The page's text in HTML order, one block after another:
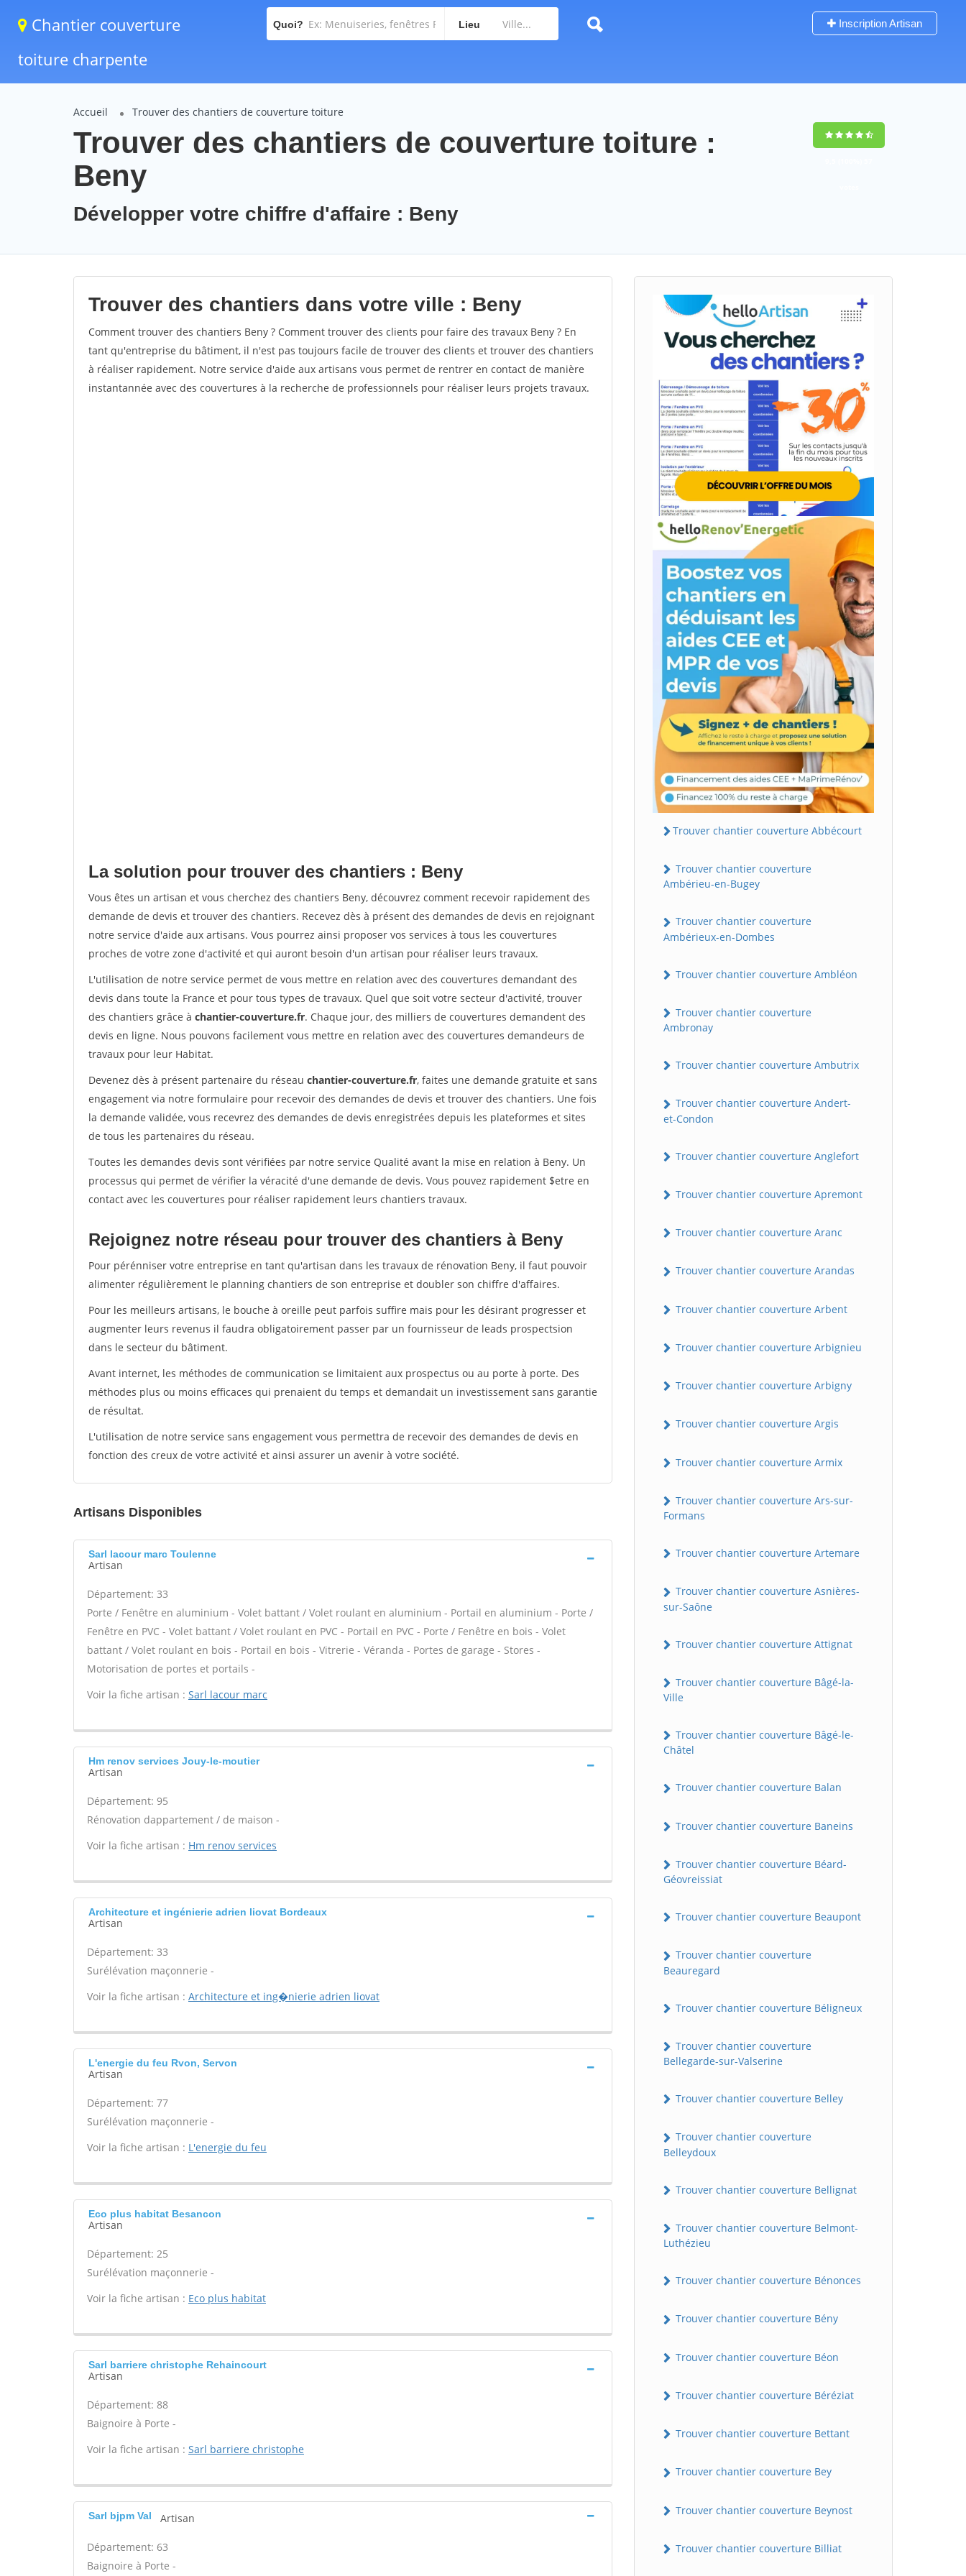
Chantier couverture
toiture charpente
Quoi? Lieu Inscription Artisan
Accueil Trouver des chantiers de couverture toiture
Trouver des chantiers de couverture toiture :
Beny
Développer votre chiffre d'affaire : Beny
Trouver des chantiers dans votre ville : Beny
Comment trouver des chantiers Beny ? Comment trouver des clients pour faire des travaux Beny ? En
tant qu'entreprise du bâtiment, il n'est pas toujours facile de trouver des clients et trouver des chantiers
à réaliser rapidement. Notre service d'aide aux artisans vous permet de rentrer en contact de manière
instantannée avec des couvertures à la recherche de professionnels pour réaliser leurs projets travaux.
La solution pour trouver des chantiers : Beny
Vous êtes un artisan et vous cherchez des chantiers Beny, découvrez comment recevoir rapidement des
demande de devis et trouver des chantiers. Recevez dès à présent des demandes de devis en rejoignant
notre service d'aide aux artisans. Vous pourrez ainsi proposer vos services à tous les couvertures
proches de votre zone d'activité et qui auront besoin d'un artisan pour réaliser leurs travaux.
L'utilisation de notre service permet de vous mettre en relation avec des couvertures demandant des
devis dans toute la France et pour tous types de travaux. Quel que soit votre secteur d'activité, trouver
des chantiers grâce à chantier-couverture.fr. Chaque jour, des milliers de couvertures demandent des
devis en ligne. Nous pouvons facilement vous mettre en relation avec des couvertures demandeurs de
travaux pour leur Habitat.
Devenez dès à présent partenaire du réseau chantier-couverture.fr, faites une demande gratuite et sans
engagement via notre formulaire pour recevoir des demandes de devis et trouver des chantiers. Une fois
la demande validée, vous recevrez des demandes de devis enregistrées depuis les plateformes et sites
de tous les partenaires du réseau.
Toutes les demandes devis sont vérifiées par notre service Qualité avant la mise en relation à Beny. Un
processus qui permet de vérifier la véracité d'une demande de devis. Vous pouvez rapidement $etre en
contact avec les couvertures pour réaliser rapidement leurs chantiers travaux.
Rejoignez notre réseau pour trouver des chantiers à Beny
Pour pérénniser votre entreprise en tant qu'artisan dans les travaux de rénovation Beny, il faut pouvoir
alimenter régulièrement le planning chantiers de son entreprise et doubler son chiffre d'affaires.
Pour les meilleurs artisans, le bouche à oreille peut parfois suffire mais pour les désirant progresser et
augmenter leurs revenus il faudra obligatoirement passer par un fournisseur de leads prospectsion
dans le secteur du bâtiment.
Avant internet, les méthodes de communication se limitaient aux prospectus ou au porte à porte. Des
méthodes plus ou moins efficaces qui prenaient du temps et demandait un investissement sans garantie
de résultat.
L'utilisation de notre service sans engagement vous permettra de recevoir des demandes de devis en
fonction des creux de votre activité et ainsi assurer un avenir à votre société.
Artisans Disponibles
Sarl lacour marc Toulenne
Artisan
Département: 33
Porte / Fenêtre en aluminium - Volet battant / Volet roulant en aluminium - Portail en aluminium - Porte /
Fenêtre en PVC - Volet battant / Volet roulant en PVC - Portail en PVC - Porte / Fenêtre en bois - Volet
battant / Volet roulant en bois - Portail en bois - Vitrerie - Véranda - Portes de garage - Stores -
Motorisation de portes et portails -
Voir la fiche artisan : Sarl lacour marc
Hm renov services Jouy-le-moutier
Artisan
Département: 95
Rénovation dappartement / de maison -
Voir la fiche artisan : Hm renov services
Architecture et ingénierie adrien liovat Bordeaux
Artisan
Département: 33
Surélévation maçonnerie -
Voir la fiche artisan : Architecture et ing�nierie adrien liovat
L'energie du feu Rvon, Servon
Artisan
Département: 77
Surélévation maçonnerie -
Voir la fiche artisan : L'energie du feu
Eco plus habitat Besancon
Artisan
Département: 25
Surélévation maçonnerie -
Voir la fiche artisan : Eco plus habitat
Sarl barriere christophe Rehaincourt
Artisan
Département: 88
Baignoire à Porte -
Voir la fiche artisan : Sarl barriere christophe
Sarl bjpm Val Artisan
Département: 63
Baignoire à Porte -
Trouver chantier couverture Abbécourt
Trouver chantier couverture
Ambérieu-en-Bugey
Trouver chantier couverture
Ambérieux-en-Dombes
Trouver chantier couverture Ambléon
Trouver chantier couverture
Ambronay
Trouver chantier couverture Ambutrix
Trouver chantier couverture Andert-
et-Condon
Trouver chantier couverture Anglefort
Trouver chantier couverture Apremont
Trouver chantier couverture Aranc
Trouver chantier couverture Arandas
Trouver chantier couverture Arbent
Trouver chantier couverture Arbignieu
Trouver chantier couverture Arbigny
Trouver chantier couverture Argis
Trouver chantier couverture Armix
Trouver chantier couverture Ars-sur-
Formans
Trouver chantier couverture Artemare
Trouver chantier couverture Asnières-
sur-Saône
Trouver chantier couverture Attignat
Trouver chantier couverture Bâgé-la-
Ville
Trouver chantier couverture Bâgé-le-
Châtel
Trouver chantier couverture Balan
Trouver chantier couverture Baneins
Trouver chantier couverture Béard-
Géovreissiat
Trouver chantier couverture Beaupont
Trouver chantier couverture
Beauregard
Trouver chantier couverture Béligneux
Trouver chantier couverture
Bellegarde-sur-Valserine
Trouver chantier couverture Belley
Trouver chantier couverture
Belleydoux
Trouver chantier couverture Bellignat
Trouver chantier couverture Belmont-
Luthézieu
Trouver chantier couverture Bénonces
Trouver chantier couverture Bény
Trouver chantier couverture Béon
Trouver chantier couverture Béréziat
Trouver chantier couverture Bettant
Trouver chantier couverture Bey
Trouver chantier couverture Beynost
Trouver chantier couverture Billiat